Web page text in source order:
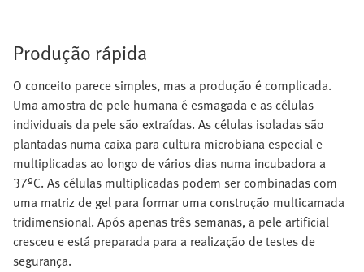
Produção rápida
O conceito parece simples, mas a produção é complicada.
Uma amostra de pele humana é esmagada e as células
individuais da pele são extraídas. As células isoladas são
plantadas numa caixa para cultura microbiana especial e
multiplicadas ao longo de vários dias numa incubadora a
37ºC. As células multiplicadas podem ser combinadas com
uma matriz de gel para formar uma construção multicamada
tridimensional. Após apenas três semanas, a pele artificial
cresceu e está preparada para a realização de testes de
segurança.